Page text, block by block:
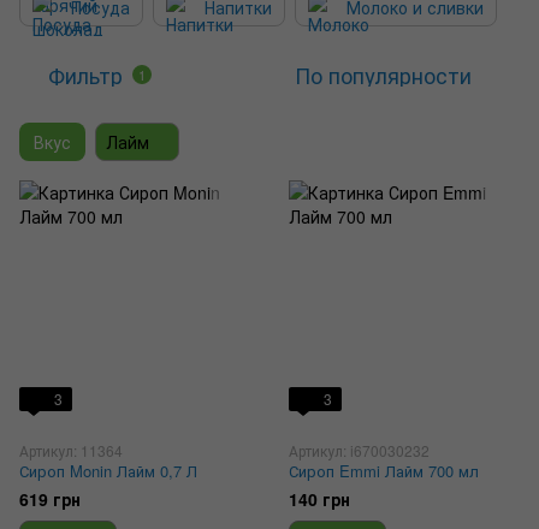
Посуда
Напитки Молоко и сливки
Фильтр 1 По популярности
Вкус Лайм
3
Артикул: 11364
Сироп Monin Лайм 0,7 Л
619 грн
3
Артикул: i670030232
Сироп Emmi Лайм 700 мл
140 грн